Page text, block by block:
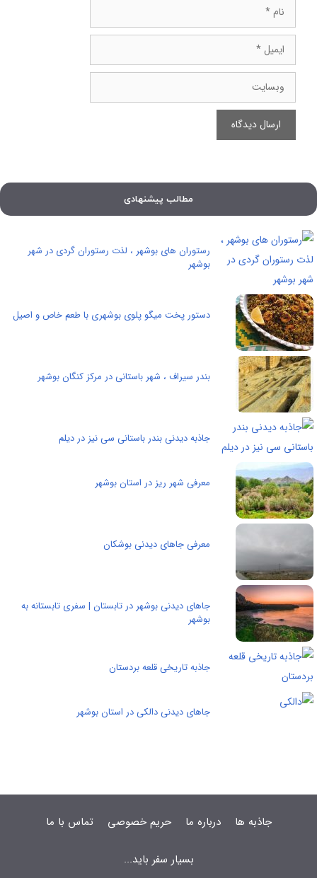
ایمیل
وبسایت
مطالب پیشنهادی
رستوران های بوشهر ، لذت رستوران گردی در شهر
بوشهر
دستور پخت میگو پلوی بوشهری با طعم خاص و اصیل
بندر سیراف ، شهر باستانی در مرکز کنگان بوشهر
جاذبه دیدنی بندر باستانی سی نیز در دیلم
معرفی شهر ریز در استان بوشهر
معرفی جاهای دیدنی بوشکان
جاهای دیدنی بوشهر در تابستان | سفری تابستانه به
بوشهر
جاذبه تاریخی قلعه بردستان
جاهای دیدنی دالکی در استان بوشهر
جاذبه ها درباره ما حریم خصوصی تماس با ما
بسیار سفر باید...